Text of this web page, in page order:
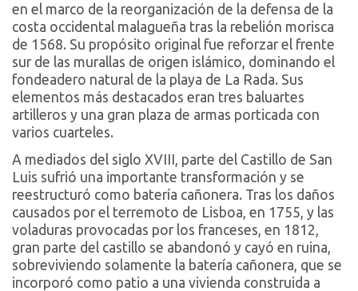
en el marco de la reorganización de la defensa de la
costa occidental malagueña tras la rebelión morisca
de 1568. Su propósito original fue reforzar el frente
sur de las murallas de origen islámico, dominando el
fondeadero natural de la playa de La Rada. Sus
elementos más destacados eran tres baluartes
artilleros y una gran plaza de armas porticada con
varios cuarteles.
A mediados del siglo XVIII, parte del Castillo de San
Luis sufrió una importante transformación y se
reestructuró como batería cañonera. Tras los daños
causados por el terremoto de Lisboa, en 1755, y las
voladuras provocadas por los franceses, en 1812,
gran parte del castillo se abandonó y cayó en ruina,
sobreviviendo solamente la batería cañonera, que se
incorporó como patio a una vivienda construida a